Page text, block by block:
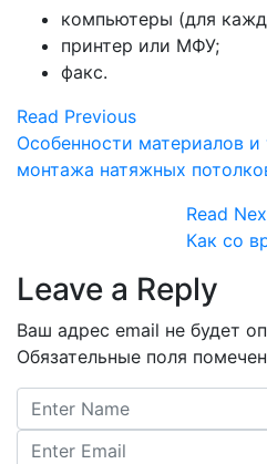
компьютеры (для
принтер или МФУ;
факс.
Read Previous
Особенности материалов и
монтажа натяжных
Read
Как со
Leave a Reply
Ваш адрес email не будет
Обязательные поля